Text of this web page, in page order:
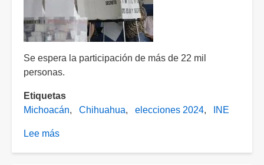
Se espera la participación de más de 22 mil
personas.
Etiquetas
Michoacán
Chihuahua elecciones 2024 INE
Lee más